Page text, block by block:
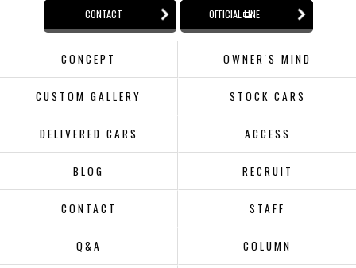
CONTACT OFFICIAL LINE
CONCEPT OWNER'S MIND
CUSTOM GALLERY STOCK CARS
DELIVERED CARS ACCESS
BLOG RECRUIT
CONTACT STAFF
Q&A COLUMN